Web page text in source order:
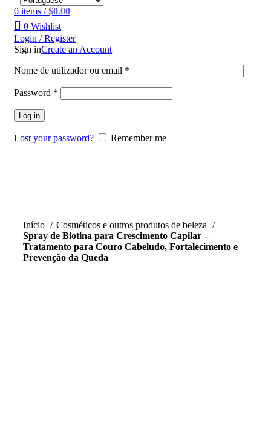
0items / $0.00
0 Wishlist
Login / Register
Sign inCreate an Account
Nome de utilizador ou email *
Password *
Log in
Lost your password? Remember me
Início
Cosméticos e outros produtos de beleza
Spray de Biotina para Crescimento Capilar –
Tratamento para Couro Cabeludo, Fortalecimento e
Prevenção da Queda